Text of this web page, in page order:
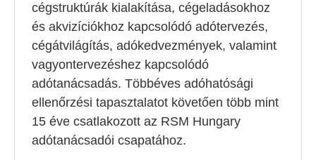
cégstruktúrák kialakítása, cégeladásokhoz
és akvizíciókhoz kapcsolódó adótervezés,
cégátvilágítás, adókedvezmények, valamint
vagyontervezéshez kapcsolódó
adótanácsadás. Többéves adóhatósági
ellenőrzési tapasztalatot követően több mint
15 éve csatlakozott az RSM Hungary
adótanácsadói csapatához.